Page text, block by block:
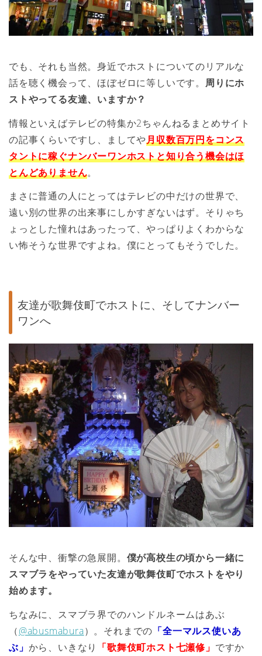
でも、それも当然。身近でホストについてのリアルな
話を聴く機会って、ほぼゼロに等しいです。 周りにホ
ストやってる友達、いますか？
情報といえばテレビの特集か2ちゃんねるまとめサイト
の記事くらいですし、ましてや月収数百万円をコンス
タントに稼ぐナンバーワンホストと知り合う機会はほ
とんどありません。
まさに普通の人にとってはテレビの中だけの世界で、
遠い別の世界の出来事にしかすぎないはず。そりゃち
ょっとした憧れはあったって、やっぱりよくわからな
い怖そうな世界ですよね。僕にとってもそうでした。
友達が歌舞伎町でホストに、そしてナンバー
ワンへ
そんな中、衝撃の急展開。 僕が高校生の頃から一緒に
スマブラをやっていた友達が歌舞伎町でホストをやり
始めます。
ちなみに、スマブラ界でのハンドルネームはあぶ
（@abusmabura）。それまでの 「全一マルス使いあ
ぶ」 から、いきなり 「歌舞伎町ホスト七瀬修」 ですか